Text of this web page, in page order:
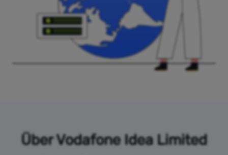
Über Vodafone Idea Limited